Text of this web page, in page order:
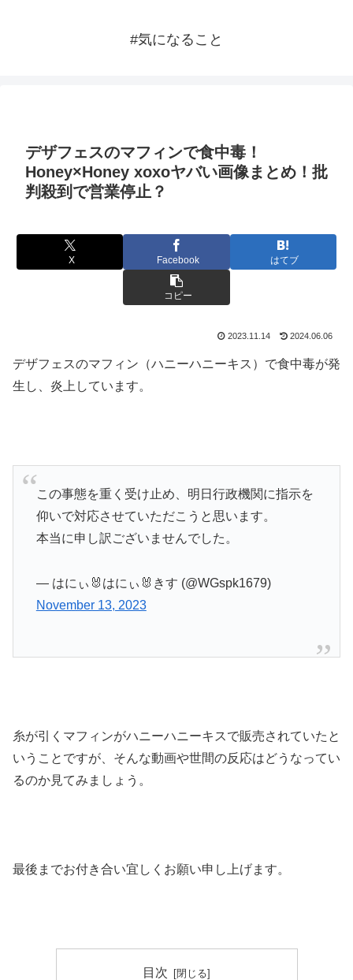
#気になること
デザフェスのマフィンで食中毒！
Honey×Honey xoxoヤバい画像まとめ！批
判殺到で営業停止？
X Facebook はてブ
コピー
2023.11.14 2024.06.06
デザフェスのマフィン（ハニーハニーキス）で食中毒が発
生し、炎上しています。
この事態を重く受け止め、明日行政機関に指示を
仰いで対応させていただこうと思います。
本当に申し訳ございませんでした。
— はにぃ🐰はにぃ🐰きす (@WGspk1679)
November 13, 2023
糸が引くマフィンがハニーハニーキスで販売されていたと
いうことですが、そんな動画や世間の反応はどうなってい
るのか見てみましょう。
最後までお付き合い宜しくお願い申し上げます。
目次